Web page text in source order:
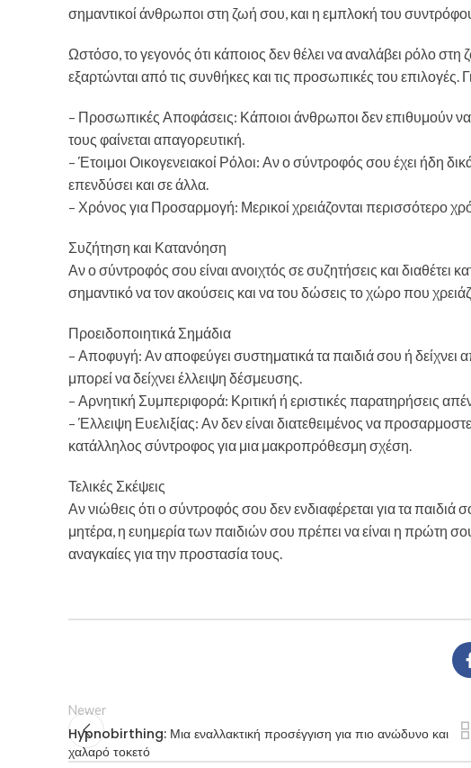
σημαντικοί άνθρωποι στη ζωή σου, και η εμπλοκή του
Ωστόσο, το γεγονός ότι κάποιος δεν θέλει να αναλάβει ρόλο
εξαρτώνται από τις συνθήκες και τις προσωπικές του επιλογές.
– Προσωπικές Αποφάσεις: Κάποιοι άνθρωποι δεν επιθυμούν να
τους φαίνεται απαγορευτική.
– Έτοιμοι Οικογενειακοί Ρόλοι: Αν ο σύντροφός σου έχει ήδη
επενδύσει και σε άλλα.
– Χρόνος για Προσαρμογή: Μερικοί χρειάζονται περισσότερο
Συζήτηση και Κατανόηση
Αν ο σύντροφός σου είναι ανοιχτός σε συζητήσεις και διαθέτει
σημαντικό να τον ακούσεις και να του δώσεις το χώρο που
Προειδοποιητικά Σημάδια
– Αποφυγή: Αν αποφεύγει συστηματικά τα παιδιά σου ή δείχνει
μπορεί να δείχνει έλλειψη δέσμευσης.
– Αρνητική Συμπεριφορά: Κριτική ή εριστικές παρατηρήσεις
– Έλλειψη Ευελιξίας: Αν δεν είναι διατεθειμένος να
κατάλληλος σύντροφος για μια μακροπρόθεσμη σχέση.
Τελικές Σκέψεις
Αν νιώθεις ότι ο σύντροφός σου δεν ενδιαφέρεται για τα
μητέρα, η ευημερία των παιδιών σου πρέπει να είναι η πρώτη
αναγκαίες για την προστασία τους.
Newer
Hypnobirthing: Μια εναλλακτική προσέγγιση για πιο ανώδυνο και
χαλαρό τοκετό